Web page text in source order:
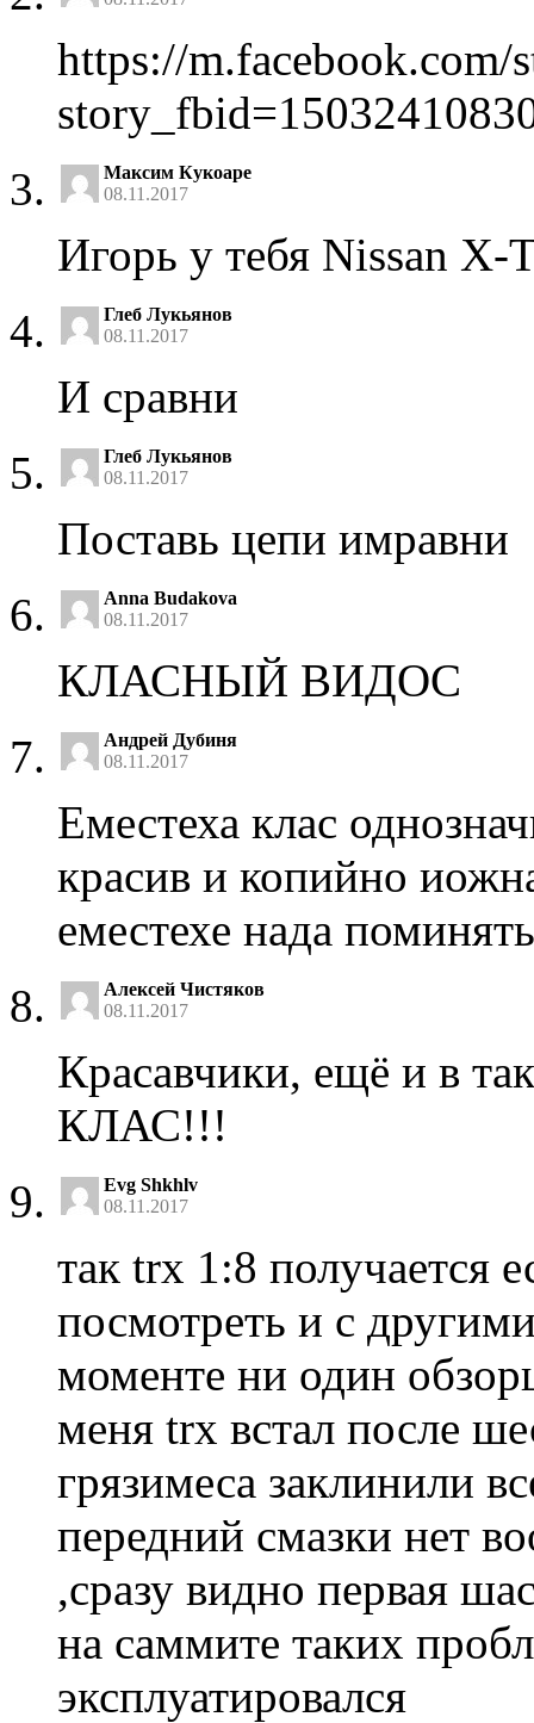
https://m.facebook.com/
Максим Кукоаре
08.11.2017
Игорь у тебя Nissan
Глеб Лукьянов
08.11.2017
И сравни
Глеб Лукьянов
08.11.2017
Поставь цепи имравни
Anna Budakova
08.11.2017
КЛАСНЫЙ ВИДОС
Андрей Дубиня
08.11.2017
Еместеха клас
красив и копийно
еместехе нада
Алексей Чистяков
08.11.2017
Красавчики, ещё и в
КЛАС!!!
Evg Shkhlv
08.11.2017
так trx 1:8 получается
посмотреть и с
моменте ни один
меня trx встал после
грязимеса заклинили
передний смазки нет
,сразу видно первая
на саммите таких
эксплуатировался